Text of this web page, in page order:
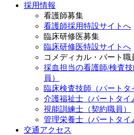
採用情報
看護師募集
看護師採用特設サイトへ
臨床研修医募集
臨床研修医特設サイトへ
コメディカル・パート職
採血担当の看護師/検査
員）
臨床検査技師（パートタ
介護福祉士（パートタイ
視能訓練士（契約職員）
管理栄養士（パートタイ
交通アクセス